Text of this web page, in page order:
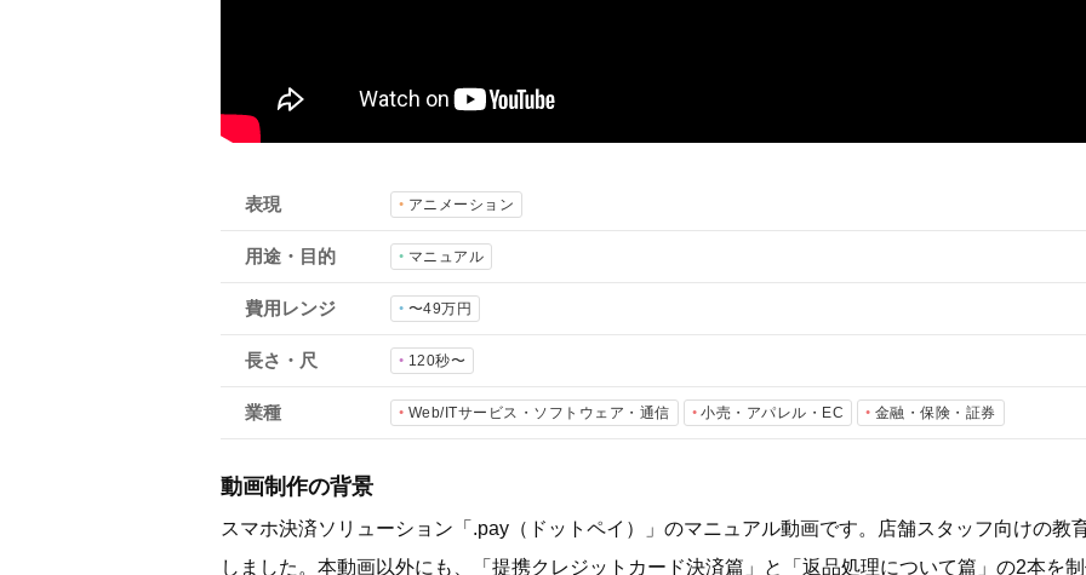
表現 アニメーション
用途・目的 マニュアル
費用レンジ 〜49万円
長さ・尺 120秒〜
業種 Web/ITサービス・ソフトウェア・通信 小売・アパレル・EC 金融・保険・証券
動画制作の背景
スマホ決済ソリューション「.pay（ドットペイ）」のマニュアル動画です。店舗スタッフ向けの教
しました。本動画以外にも、「提携クレジットカード決済篇」と「返品処理について篇」の2本を